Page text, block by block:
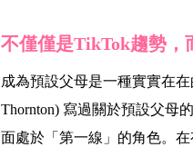
不僅僅是TikTok趨勢，
成為預設父母是一種實實在
Thornton) 寫過關於預設父母
面處於「第一線」的角色。